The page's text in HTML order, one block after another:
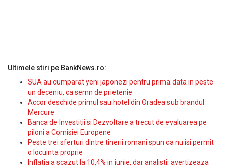
Ultimele stiri pe BankNews.ro:
SUA au cumparat yeni japonezi pentru prima data in peste
un deceniu, ca semn de prietenie
Accor deschide primul sau hotel din Oradea sub brandul
Mercure
Banca de Investitii si Dezvoltare a trecut de evaluarea pe
piloni a Comisiei Europene
Peste trei sferturi dintre tinerii romani spun ca nu isi permit
o locuinta proprie
Inflatia a scazut la 10,4% in iunie, dar analistii avertizeaza